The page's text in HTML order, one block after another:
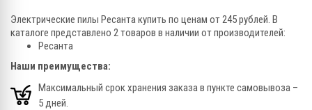
Электрические пилы Ресанта купить по ценам от 245 рублей. В
каталоге представлено 2 товаров в наличии от производителей:
Ресанта
Наши преимущества:
Максимальный срок хранения заказа в пункте самовывоза –
5 дней.